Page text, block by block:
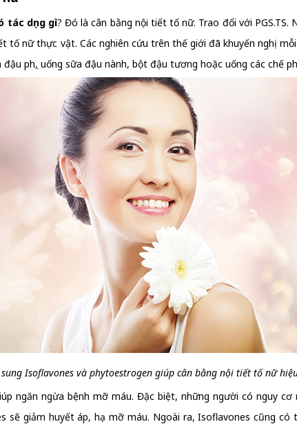
tác dụng gì? Đó là cân bằng nội tiết tố nữ. Trao đổi với
nữ thực vật. Các nghiên cứu trên thế giới đã khuyến nghị
phụ, uống sữa đậu nành, bột đậu tương hoặc uống các chế
Isoflavones và phytoestrogen giúp cân bằng nội tiết tố nữ
ngăn ngừa bệnh mỡ máu. Đặc biệt, những người có nguy
giảm huyết áp, hạ mỡ máu. Ngoài ra, Isoflavones cũng có